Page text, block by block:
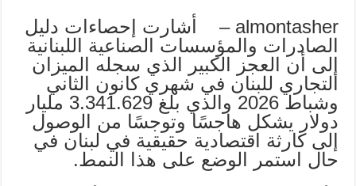
almontasher – أشارت إحصاءات دليل
الصادرات والمؤسسات الصناعية اللبنانية
إلى أن العجز الكبير الذي سجله الميزان
التجاري للبنان في شهري كانون الثاني
وشباط 2026 والذي بلغ 3.341.629 مليار
دولار يشكل هاجسًا وتوجسًا من الوصول
إلى كارثة اقتصادية حقيقية في لبنان في
حال استمر الوضع على هذا النمط.